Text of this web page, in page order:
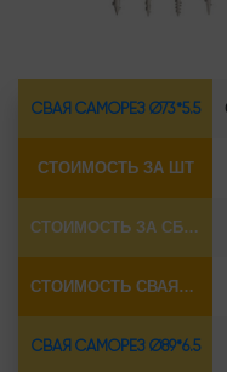
СВАЯ САМОРЕЗ Ø73*5.5
СТОИМОСТЬ ЗА ШТ
СТОИМОСТЬ ЗА СБОРКУ
СТОИМОСТЬ СВАЯ+СБОРКА (БЕЗ ОГОЛОВКА)
СВАЯ САМОРЕЗ Ø89*6.5